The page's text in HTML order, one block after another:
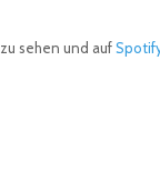
zu sehen und aufSp